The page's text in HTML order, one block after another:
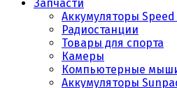
Запчасти
Аккумуляторы
Радиостанции
Товары для спорта
Камеры
Компьютерные
Аккумуляторы